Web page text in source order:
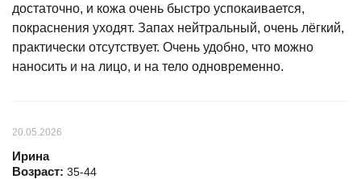
достаточно, и кожа очень быстро успокаивается,
покраснения уходят. Запах нейтральный, очень лёгкий,
практически отсутствует. Очень удобно, что можно
наносить и на лицо, и на тело одновременно.
20.05.2026
Ирина
Возраст: 35-44